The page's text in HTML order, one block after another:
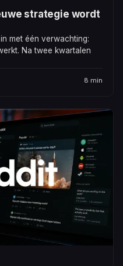
strategie wordt
met één verwachting:
Na twee kwartalen
8 min